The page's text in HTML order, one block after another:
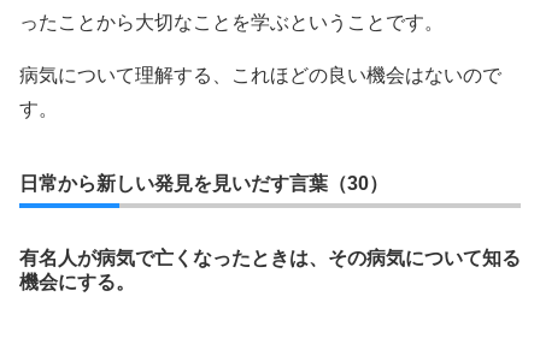
ったことから大切なことを学ぶということです。
病気について理解する、これほどの良い機会はないので
す。
日常から新しい発見を見いだす言葉（30）
有名人が病気で亡くなったときは、その病気について知る
機会にする。